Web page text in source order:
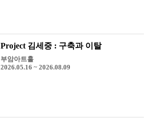
Project 김세중 : 구축과 이탈
부암아트홀
2026.05.16 ~ 2026.08.09